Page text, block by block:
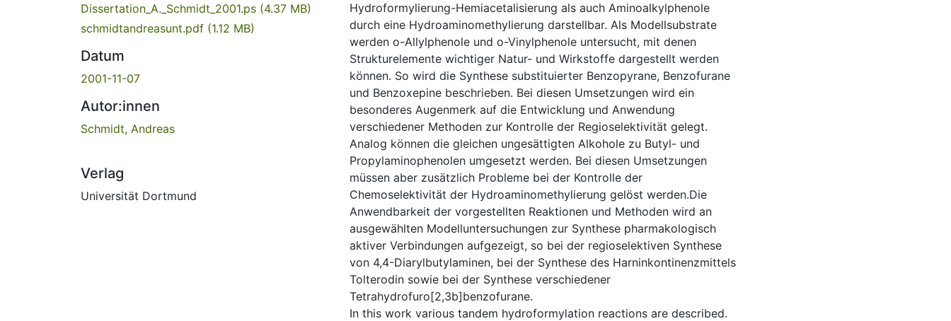
Dissertation_A._Schmidt_2001.ps (4.37 MB)
schmidtandreasunt.pdf (1.12 MB)
Datum
2001-11-07
Autor:innen
Schmidt, Andreas
Verlag
Universität Dortmund
Hydroformylierung-Hemiacetalisierung als auch Aminoalkylphenole
durch eine Hydroaminomethylierung darstellbar. Als Modellsubstrate
werden o-Allylphenole und o-Vinylphenole untersucht, mit denen
Strukturelemente wichtiger Natur- und Wirkstoffe dargestellt werden
können. So wird die Synthese substituierter Benzopyrane, Benzofurane
und Benzoxepine beschrieben. Bei diesen Umsetzungen wird ein
besonderes Augenmerk auf die Entwicklung und Anwendung
verschiedener Methoden zur Kontrolle der Regioselektivität gelegt.
Analog können die gleichen ungesättigten Alkohole zu Butyl- und
Propylaminophenolen umgesetzt werden. Bei diesen Umsetzungen
müssen aber zusätzlich Probleme bei der Kontrolle der
Chemoselektivität der Hydroaminomethylierung gelöst werden.Die
Anwendbarkeit der vorgestellten Reaktionen und Methoden wird an
ausgewählten Modelluntersuchungen zur Synthese pharmakologisch
aktiver Verbindungen aufgezeigt, so bei der regioselektiven Synthese
von 4,4-Diarylbutylaminen, bei der Synthese des Harninkontinenzmittels
Tolterodin sowie bei der Synthese verschiedener
Tetrahydrofuro[2,3b]benzofurane.
In this work various tandem hydroformylation reactions are described.